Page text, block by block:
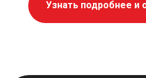
Узнать подробнее и